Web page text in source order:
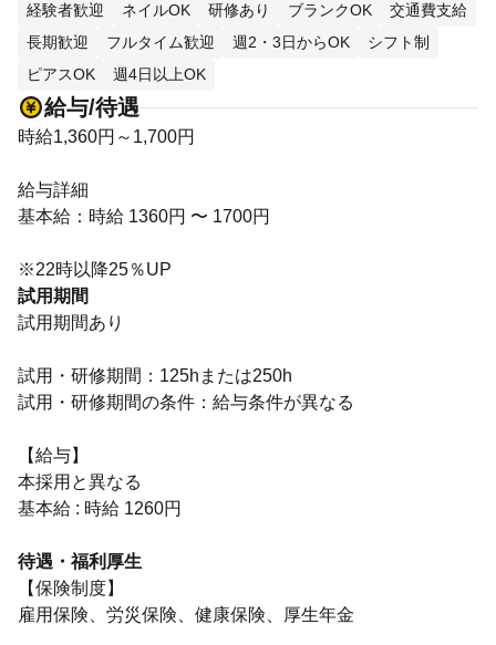
経験者歓迎
ネイルOK 研修あり ブランクOK
交通費支給
長期歓迎
フルタイム歓迎 週2・3日からOK
シフト制
ピアスOK
週4日以上OK
給与/待遇
時給1,360円～1,700円
給与詳細
基本給：時給 1360円 〜 1700円
※22時以降25％UP
試用期間
試用期間あり
試用・研修期間：125hまたは250h
試用・研修期間の条件：給与条件が異なる
【給与】
本採用と異なる
基本給 : 時給 1260円
待遇・福利厚生
【保険制度】
雇用保険、労災保険、健康保険、厚生年金